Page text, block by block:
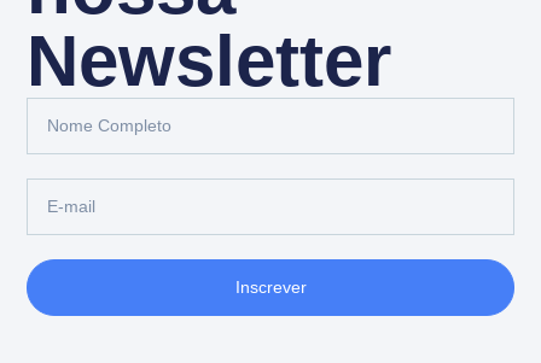
Newsletter
Inscrever